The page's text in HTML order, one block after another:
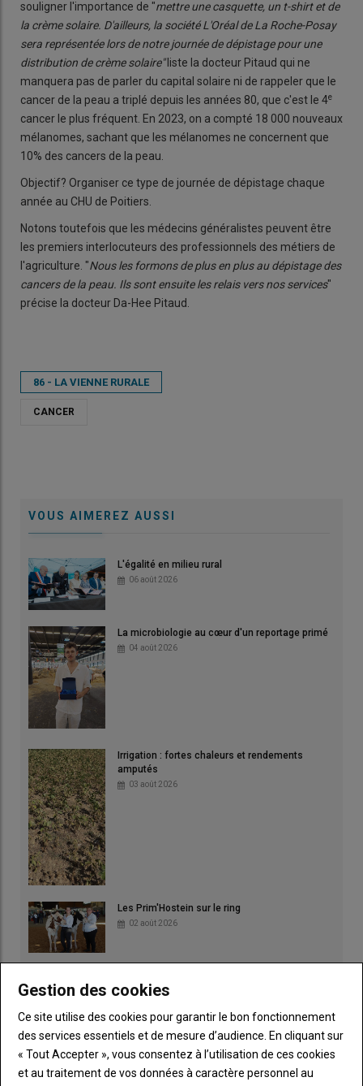
souligner l'importance de "mettre une casquette, un t-shirt et de
la crème solaire. D'ailleurs, la société L'Oréal de La Roche-Posay
sera représentée lors de notre journée de dépistage pour une
distribution de crème solaire" liste la docteur Pitaud qui ne
manquera pas de parler du capital solaire ni de rappeler que le
cancer de la peau a triplé depuis les années 80, que c'est le 4e
cancer le plus fréquent. En 2023, on a compté 18 000 nouveaux
mélanomes, sachant que les mélanomes ne concernent que
10% des cancers de la peau.
Objectif? Organiser ce type de journée de dépistage chaque
année au CHU de Poitiers.
Notons toutefois que les médecins généralistes peuvent être
les premiers interlocuteurs des professionnels des métiers de
l'agriculture. "Nous les formons de plus en plus au dépistage des
cancers de la peau. Ils sont ensuite les relais vers nos services"
précise la docteur Da-Hee Pitaud.
86 - LA VIENNE RURALE
CANCER
VOUS AIMEREZ AUSSI
L'égalité en milieu rural
06 août 2026
La microbiologie au cœur d'un reportage primé
04 août 2026
Irrigation : fortes chaleurs et rendements
amputés
03 août 2026
Les Prim'Hostein sur le ring
02 août 2026
01 août 2026
Gestion des cookies
Ce site utilise des cookies pour garantir le bon fonctionnement
des services essentiels et de mesure d’audience. En cliquant sur
« Tout Accepter », vous consentez à l’utilisation de ces cookies
et au traitement de vos données à caractère personnel au